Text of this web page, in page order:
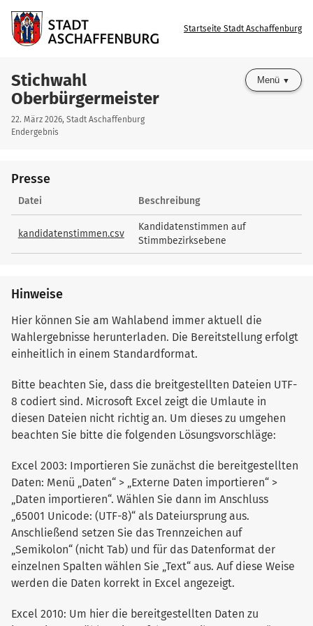
Startseite Stadt Aschaffenburg
Stichwahl
Oberbürgermeister
22. März 2026, Stadt Aschaffenburg
Endergebnis
Menü
Presse
Presse
Datei Beschreibung
kandidatenstimmen.csv
Kandidatenstimmen auf
Stimmbezirksebene
Hinweise
Hier können Sie am Wahlabend immer aktuell die
Wahlergebnisse herunterladen. Die Bereitstellung erfolgt
einheitlich in einem Standardformat.
Bitte beachten Sie, dass die breitgestellten Dateien UTF-
8 codiert sind. Microsoft Excel zeigt die Umlaute in
diesen Dateien nicht richtig an. Um dieses zu umgehen
beachten Sie bitte die folgenden Lösungsvorschläge:
Excel 2003: Importieren Sie zunächst die bereitgestellten
Daten: Menü „Daten“ > „Externe Daten importieren“ >
„Daten importieren“. Wählen Sie dann im Anschluss
„65001 Unicode: (UTF-8)“ als Dateiursprung aus.
Anschließend setzen Sie das Trennzeichen auf
„Semikolon“ (nicht Tab) und für das Datenformat der
einzelnen Spalten wählen Sie „Text“ aus. Auf diese Weise
werden die Daten korrekt in Excel angezeigt.
Excel 2010: Um hier die bereitgestellten Daten zu